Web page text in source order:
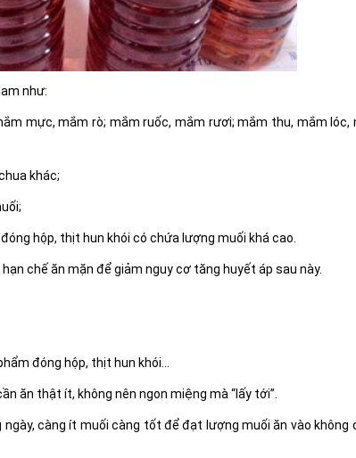
như:
mực, mắm rò; mắm ruốc, mắm rươi; mắm thu, mắm lóc,
khác;
hộp, thịt hun khói có chứa lượng muối khá cao.
chế ăn mặn để giảm nguy cơ tăng huyết áp sau này.
đóng hộp, thịt hun khói…
ăn thật ít, không nên ngon miệng mà “lấy tới”.
càng ít muối càng tốt để đạt lượng muối ăn vào không